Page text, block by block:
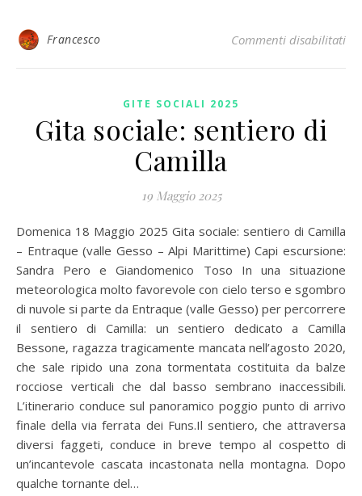
Francesco Commenti disabilitatisu
GITE SOCIALI 2025
Gita sociale: sentiero di
Camilla
19 Maggio 2025
Domenica 18 Maggio 2025 Gita sociale: sentiero di Camilla
– Entraque (valle Gesso – Alpi Marittime) Capi escursione:
Sandra Pero e Giandomenico Toso In una situazione
meteorologica molto favorevole con cielo terso e sgombro
di nuvole si parte da Entraque (valle Gesso) per percorrere
il sentiero di Camilla: un sentiero dedicato a Camilla
Bessone, ragazza tragicamente mancata nell’agosto 2020,
che sale ripido una zona tormentata costituita da balze
rocciose verticali che dal basso sembrano inaccessibili.
L’itinerario conduce sul panoramico poggio punto di arrivo
finale della via ferrata dei Funs.Il sentiero, che attraversa
diversi faggeti, conduce in breve tempo al cospetto di
un’incantevole cascata incastonata nella montagna. Dopo
qualche tornante del…